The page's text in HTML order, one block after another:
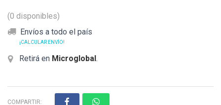
(0 disponibles)
Envíos a todo el país
¡CALCULAR ENVÍO!
Retirá en Microglobal.
COMPARTIR: